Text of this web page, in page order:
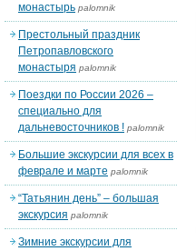
монастырь palomnik
Престольный праздник
Петропавловского
монастыря palomnik
Поездки по России 2026 –
специально для
дальневосточников ! palomnik
Большие экскурсии для всех в
феврале и марте palomnik
“Татьянин день” – большая
экскурсия palomnik
Зимние экскурсии для